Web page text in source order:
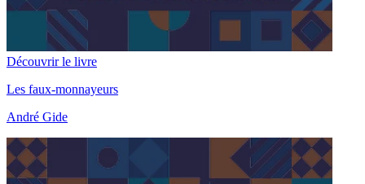
Découvrir le livre
Les faux-monnayeurs
André Gide